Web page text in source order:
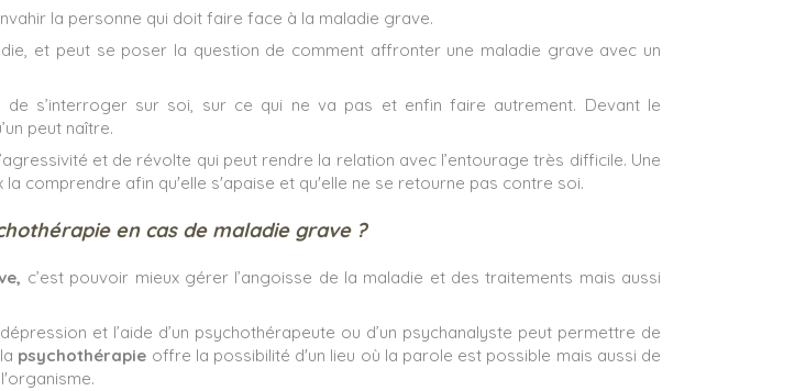
la personne qui doit faire face à la maladie grave.
et peut se poser la question de comment affronter une maladie grave avec un
s’interroger sur soi, sur ce qui ne va pas et enfin faire autrement. Devant le
peut naître.
et de révolte qui peut rendre la relation avec l’entourage très difficile. Une
comprendre afin qu'elle s'apaise et qu'elle ne se retourne pas contre soi.
en cas de maladie grave ?
c’est pouvoir mieux gérer l’angoisse de la maladie et des traitements mais aussi
et l’aide d’un psychothérapeute ou d’un psychanalyste peut permettre de
psychothérapie offre la possibilité d'un lieu où la parole est possible mais aussi de